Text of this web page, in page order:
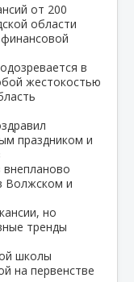
от 200
области
в
жестокостью
праздником и
Волжском и
но
тренды
школы
на первенстве